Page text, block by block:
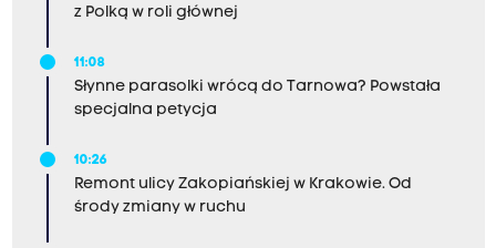
z Polką w roli głównej
11:08
Słynne parasolki wrócą do Tarnowa? Powstała
specjalna petycja
10:26
Remont ulicy Zakopiańskiej w Krakowie. Od
środy zmiany w ruchu